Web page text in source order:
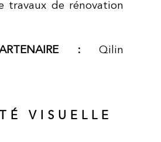
travaux de rénovation
: Qilin
VISUELLE